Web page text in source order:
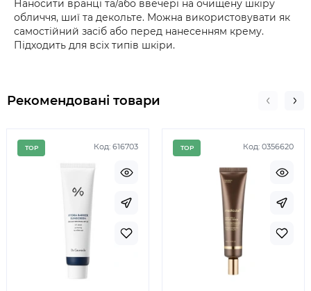
Наносити вранці та/або ввечері на очищену шкіру
обличчя, шиї та декольте. Можна використовувати як
самостійний засіб або перед нанесенням крему.
Підходить для всіх типів шкіри.
Рекомендовані товари
Код: 616703
TOP Код: 0356620
TOP